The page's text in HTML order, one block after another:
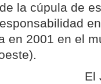
la cúpula de
en 2001 en el
El